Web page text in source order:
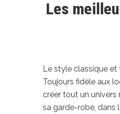
Les
Le style classique et
Toujours fidèle aux
créer tout un univers
sa garde-robe, dans